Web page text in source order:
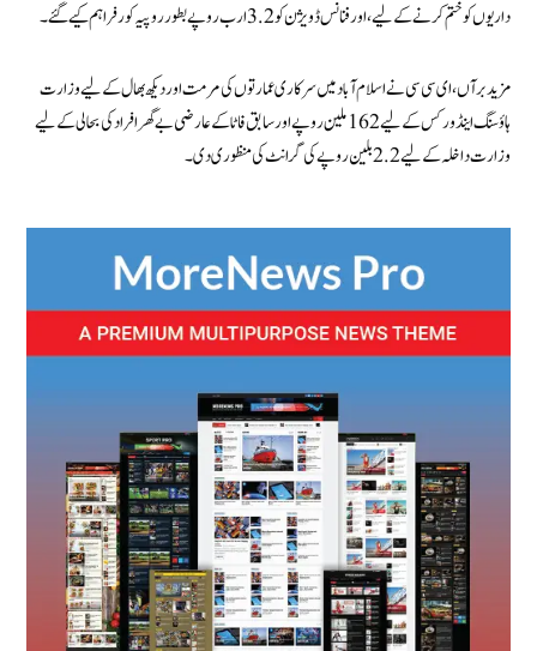
داریوں کو ختم کرنے کے لیے، اور فنانس ڈویژن کو 3.2 ارب روپے بطور روپیہ کور فراہم کیے گئے۔
مزید برآں، ای سی سی نے اسلام آباد میں سرکاری عمارتوں کی مرمت اور دیکھ بھال کے لیے وزارت
ہاؤسنگ اینڈ ورکس کے لیے 162 ملین روپے اور سابق فاٹا کے عارضی بے گھر افراد کی بحالی کے لیے
وزارت داخلہ کے لیے 2.2 بلین روپے کی گرانٹ کی منظوری دی۔